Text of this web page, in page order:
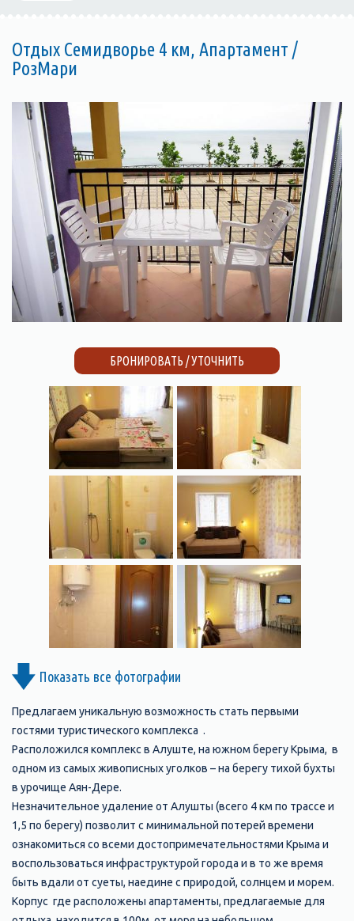
Отдых Семидворье 4 км, Апартамент /
РозМари
БРОНИРОВАТЬ / УТОЧНИТЬ
Показать все фотографии
Предлагаем уникальную возможность стать первыми
гостями туристического комплекса .
Расположился комплекс в Алуште, на южном берегу Крыма, в
одном из самых живописных уголков – на берегу тихой бухты
в урочище Аян-Дере.
Незначительное удаление от Алушты (всего 4 км по трассе и
1,5 по берегу) позволит с минимальной потерей времени
ознакомиться со всеми достопримечательностями Крыма и
воспользоваться инфраструктурой города и в то же время
быть вдали от суеты, наедине с природой, солнцем и морем.
Корпус где расположены апартаменты, предлагаемые для